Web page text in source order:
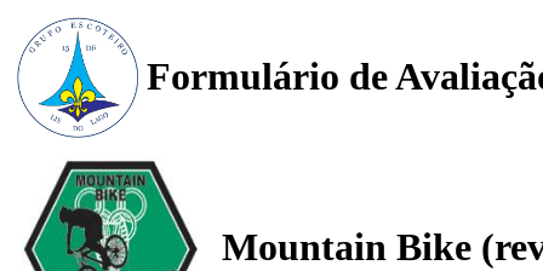
Formulário de
Mountain Bike